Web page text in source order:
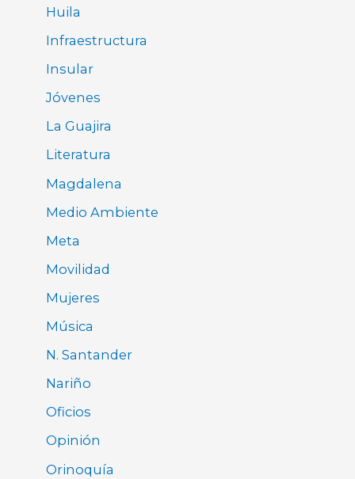
Huila
Infraestructura
Insular
Jóvenes
La Guajira
Literatura
Magdalena
Medio Ambiente
Meta
Movilidad
Mujeres
Música
N. Santander
Nariño
Oficios
Opinión
Orinoquía